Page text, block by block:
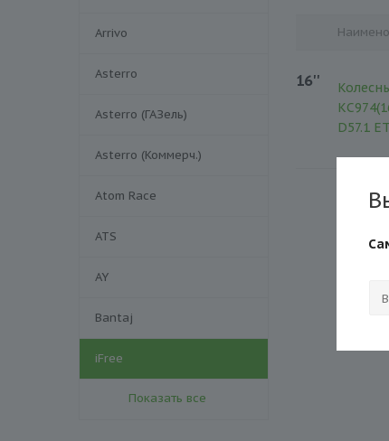
16''
D57.1
Arrivo
Asterro
Asterro (ГАЗель)
Asterro (Коммерч.)
Atom Race
ATS
AY
Bantaj
iFree
Показать все